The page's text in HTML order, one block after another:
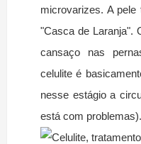
microvarizes. A
"Casca de Laranja".
cansaço nas
celulite é
nesse estágio a
está com problemas).